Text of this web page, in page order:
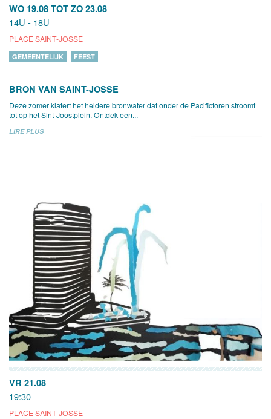
WO 19.08 TOT ZO 23.08
14U - 18U
PLACE SAINT-JOSSE
GEMEENTELIJK FEEST
BRON VAN SAINT-JOSSE
Deze zomer klatert het heldere bronwater dat onder de Pacifictoren stroomt
tot op het Sint-Joostplein. Ontdek een...
LIRE PLUS
VR 21.08
19:30
PLACE SAINT-JOSSE